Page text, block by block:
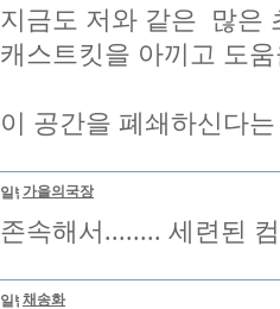
지금도 저와 같은 많은
캐스트킷을 아끼고 도
이 공간을 폐쇄하신다
가을의국장
존속해서........ 세련된
채송화